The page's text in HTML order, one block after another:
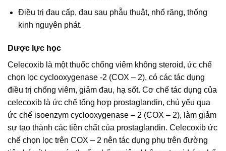
Điều trị đau cấp, đau sau phẫu thuật, nhổ răng, thống
kinh nguyên phát.
Dược lực học
Celecoxib là một thuốc chống viêm không steroid, ức chế
chọn lọc cyclooxygenase -2 (COX – 2), có các tác dụng
điều trị chống viêm, giảm đau, hạ sốt. Cơ chế tác dụng của
celecoxib là ức chế tổng hợp prostaglandin, chủ yếu qua
ức chế isoenzym cyclooxygenase – 2 (COX – 2), làm giảm
sự tạo thành các tiền chất của prostaglandin. Celecoxib ức
chế chọn lọc trên COX – 2 nên tác dụng phụ trên đường